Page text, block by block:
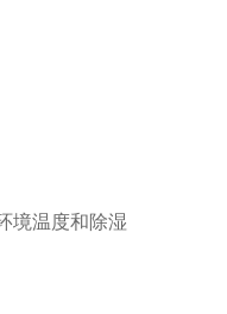
境温度和除湿